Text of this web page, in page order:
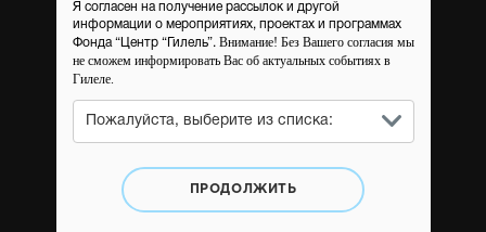
Я согласен на получение рассылок и другой
информации о мероприятиях, проектах и программах
Фонда “Центр “Гилель”. Внимание! Без Вашего согласия мы
не сможем информировать Вас об актуальных событиях в
Гилеле.
Пожалуйста, выберите из списка:
ПРОДОЛЖИТЬ